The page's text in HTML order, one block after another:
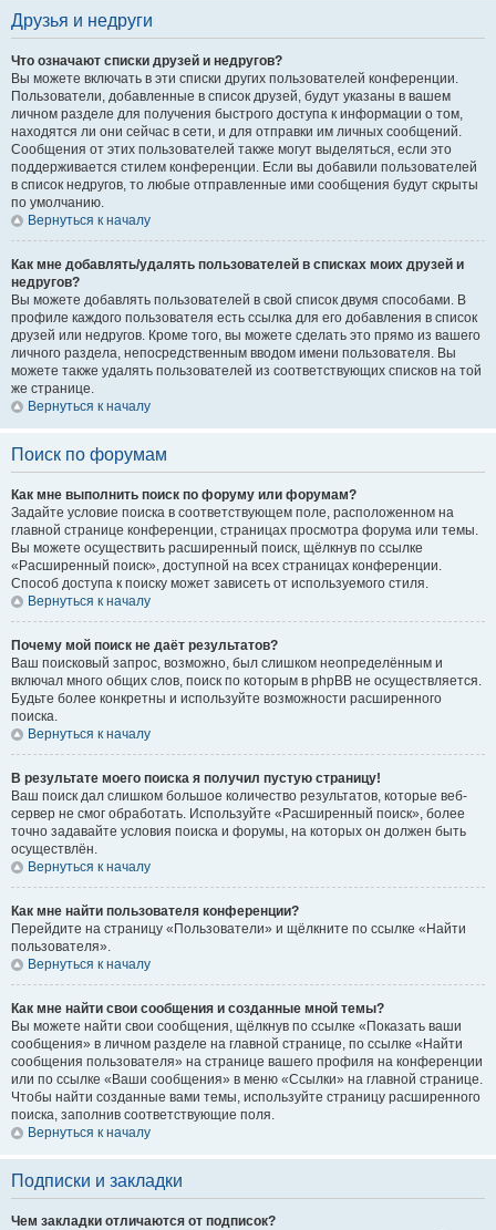
Друзья и недруги
Что означают списки друзей и недругов?
Вы можете включать в эти списки других пользователей конференции.
Пользователи, добавленные в список друзей, будут указаны в вашем
личном разделе для получения быстрого доступа к информации о том,
находятся ли они сейчас в сети, и для отправки им личных сообщений.
Сообщения от этих пользователей также могут выделяться, если это
поддерживается стилем конференции. Если вы добавили пользователей
в список недругов, то любые отправленные ими сообщения будут скрыты
по умолчанию.
Вернуться к началу
Как мне добавлять/удалять пользователей в списках моих друзей и
недругов?
Вы можете добавлять пользователей в свой список двумя способами. В
профиле каждого пользователя есть ссылка для его добавления в список
друзей или недругов. Кроме того, вы можете сделать это прямо из вашего
личного раздела, непосредственным вводом имени пользователя. Вы
можете также удалять пользователей из соответствующих списков на той
же странице.
Вернуться к началу
Поиск по форумам
Как мне выполнить поиск по форуму или форумам?
Задайте условие поиска в соответствующем поле, расположенном на
главной странице конференции, страницах просмотра форума или темы.
Вы можете осуществить расширенный поиск, щёлкнув по ссылке
«Расширенный поиск», доступной на всех страницах конференции.
Способ доступа к поиску может зависеть от используемого стиля.
Вернуться к началу
Почему мой поиск не даёт результатов?
Ваш поисковый запрос, возможно, был слишком неопределённым и
включал много общих слов, поиск по которым в phpBB не осуществляется.
Будьте более конкретны и используйте возможности расширенного
поиска.
Вернуться к началу
В результате моего поиска я получил пустую страницу!
Ваш поиск дал слишком большое количество результатов, которые веб-
сервер не смог обработать. Используйте «Расширенный поиск», более
точно задавайте условия поиска и форумы, на которых он должен быть
осуществлён.
Вернуться к началу
Как мне найти пользователя конференции?
Перейдите на страницу «Пользователи» и щёлкните по ссылке «Найти
пользователя».
Вернуться к началу
Как мне найти свои сообщения и созданные мной темы?
Вы можете найти свои сообщения, щёлкнув по ссылке «Показать ваши
сообщения» в личном разделе на главной странице, по ссылке «Найти
сообщения пользователя» на странице вашего профиля на конференции
или по ссылке «Ваши сообщения» в меню «Ссылки» на главной странице.
Чтобы найти созданные вами темы, используйте страницу расширенного
поиска, заполнив соответствующие поля.
Вернуться к началу
Подписки и закладки
Чем закладки отличаются от подписок?